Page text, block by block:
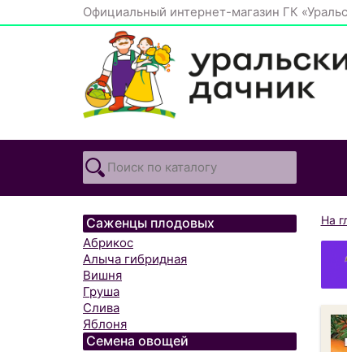
Официальный интернет-магазин ГК
Саженцы плодовых
Абрикос
Алыча гибридная
Вишня
Груша
Слива
Яблоня
Семена овощей
На